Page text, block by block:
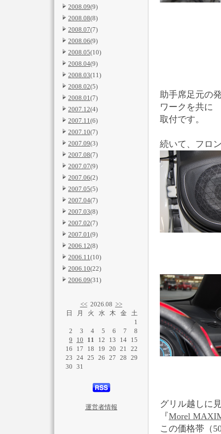
2008.09(9)
2008.08(8)
2008.07(7)
2008.06(9)
2008.05(10)
2008.04(9)
2008.03(11)
2008.02(5)
2008.01(7)
2007.12(4)
2007.11(6)
2007.10(7)
2007.09(3)
2007.08(7)
2007.07(9)
2007.06(2)
2007.05(5)
2007.04(7)
2007.03(8)
2007.02(7)
2007.01(9)
2006.12(8)
2006.11(10)
2006.10(22)
2006.09(31)
<<2026.08 >>
日
2
9
16
23
30
月
3
10
17
24
31
火
4
11
18
25
水
5
12
19
26
木
6
13
20
27
金
7
14
21
28
土
1
8
15
22
29
運営者情報
助手席足元の
ワークを共に
取付です。
続いて、フロ
グリル越しに
『Morel
この価格帯（